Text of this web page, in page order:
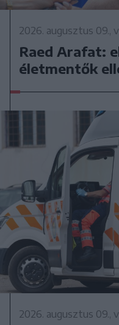
2026. augusztus 09.,
Raed Arafat:
életmentők
2026. augusztus 09.,